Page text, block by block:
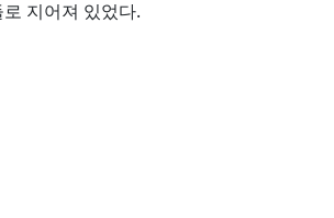
지어져 있었다.